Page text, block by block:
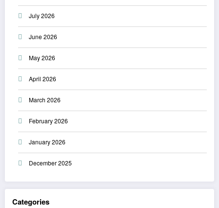
July 2026
June 2026
May 2026
April 2026
March 2026
February 2026
January 2026
December 2025
Categories